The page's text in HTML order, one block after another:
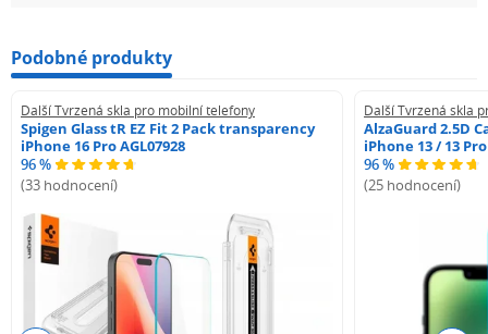
Podobné produkty
Další Tvrzená skla pro mobilní telefony
Spigen Glass tR EZ Fit 2 Pack transparency
iPhone 16 Pro AGL07928
96 %
(33 hodnocení)
Další Tvrzená skla
AlzaGuard 2.5D
iPhone 13 / 13 Pro
96 %
(25 hodnocení)